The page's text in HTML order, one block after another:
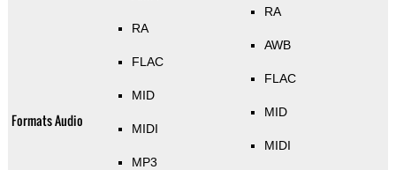
Formats Audio
RA
FLAC
MID
MIDI
MP3
RA
AWB
FLAC
MID
MIDI